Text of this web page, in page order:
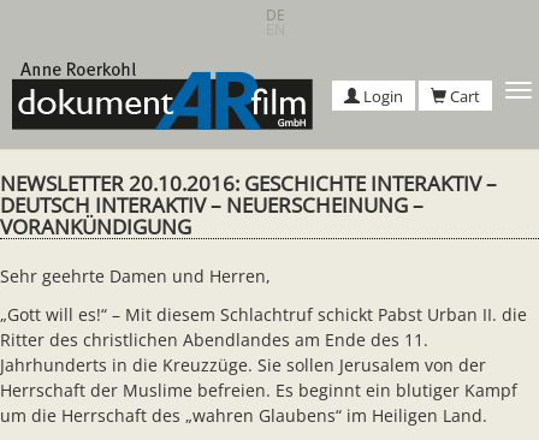
main
content
DE
Login Cart
NEWSLETTER 20.10.2016: GESCHICHTE INTERAKTIV –
DEUTSCH INTERAKTIV – NEUERSCHEINUNG –
VORANKÜNDIGUNG
Sehr geehrte Damen und Herren,
„Gott will es!“ – Mit diesem Schlachtruf schickt Pabst Urban II. die
Ritter des christlichen Abendlandes am Ende des 11.
Jahrhunderts in die Kreuzzüge. Sie sollen Jerusalem von der
Herrschaft der Muslime befreien. Es beginnt ein blutiger Kampf
um die Herrschaft des „wahren Glaubens“ im Heiligen Land.